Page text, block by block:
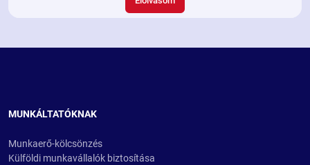
MUNKÁLTATÓKNAK
Munkaerő-kölcsönzés
Külföldi munkavállalók biztosítása